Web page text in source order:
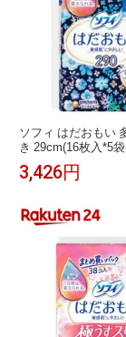
ソフィ はだおもい
き 29cm(16枚入*5
ィはだおもい】
3,426円